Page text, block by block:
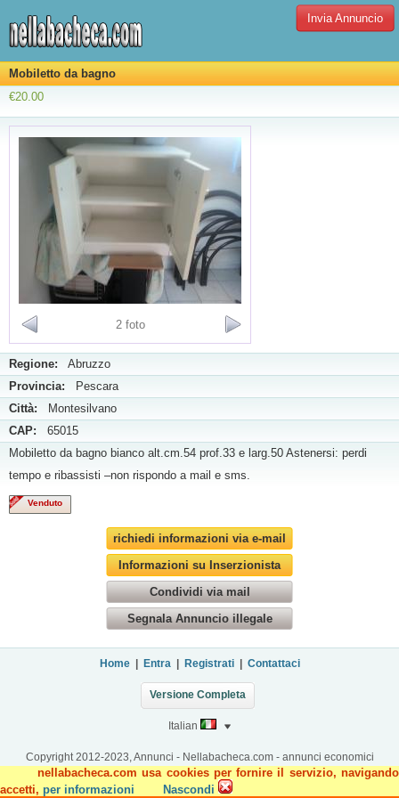
nellabacheca.com usa cookies per fornire il servizio, navigando
accetti, per informazioni Nascondi
Invia Annuncio
Mobiletto da bagno
€20.00
2 foto
Regione: Abruzzo
Provincia: Pescara
Città: Montesilvano
CAP: 65015
Mobiletto da bagno bianco alt.cm.54 prof.33 e larg.50 Astenersi: perdi
tempo e ribassisti –non rispondo a mail e sms.
Venduto
richiedi informazioni via e-mail
Informazioni su Inserzionista
Condividi via mail
Segnala Annuncio illegale
Home| Entra Registrati| Contattaci
Versione Completa
Italian
Copyright 2012-2023, Annunci - Nellabacheca.com - annunci economici